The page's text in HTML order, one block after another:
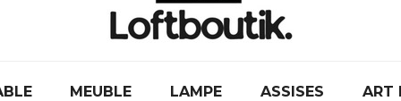
MEUBLE LAMPE ASSISES ART